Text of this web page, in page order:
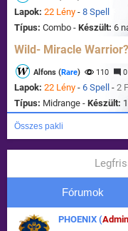
Lapok: 22 Lény - 8 Spell
Típus: Combo - Készült: 6
Wild- Miracle Warrior?
Alfons (Rare) 110 0
Lapok: 22 Lény - 6 Spell - 2
Típus: Midrange - Készült:
Összes pakli
Fórumok
PHOENIX (Admin